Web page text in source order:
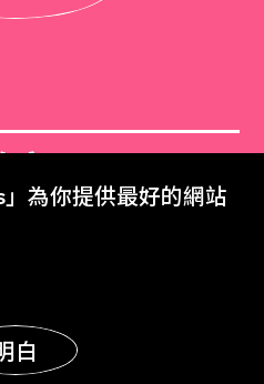
為你提供最好的網站
白